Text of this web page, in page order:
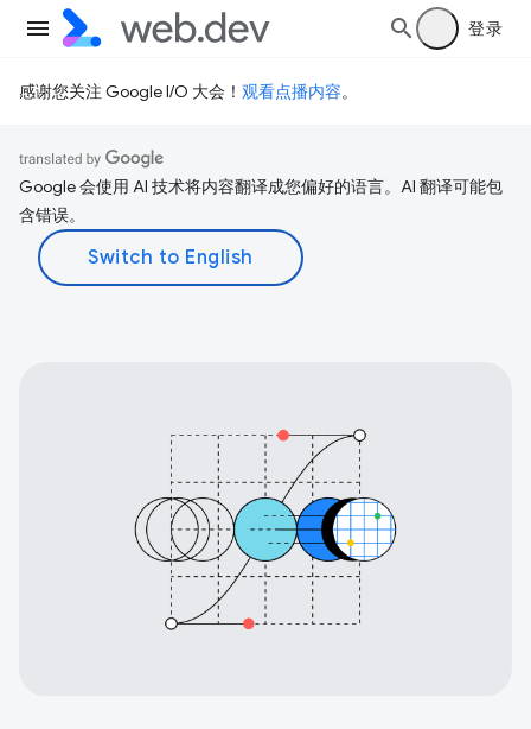
登录
感谢您关注 Google I/O 大会！ 观看点播内容。
Google 会使用 AI 技术将内容翻译成您偏好的语言。AI 翻译可能包
含错误。